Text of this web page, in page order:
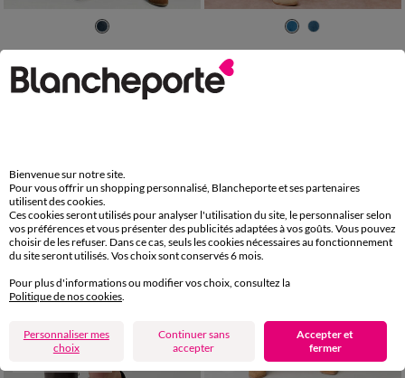
42
50 52 54
39,99 € *
40 42 44
50 52 54
-50% dès 2 art Code 899013
Bienvenue sur notre site.
Pour vous offrir un shopping personnalisé, Blancheporte et ses partenaires
utilisent des cookies.
Ces cookies seront utilisés pour analyser l'utilisation du site, le personnaliser selon
vos préférences et vous présenter des publicités adaptées à vos goûts. Vous pouvez
choisir de les refuser. Dans ce cas, seuls les cookies nécessaires au fonctionnement
du site seront utilisés. Vos choix sont conservés 6 mois.
Pour plus d'informations ou modifier vos choix, consultez la
Politique de nos cookies
Personnaliser mes
choix
Continuer sans
accepter
Accepter et
fermer